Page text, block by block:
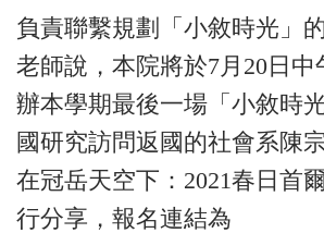
負責聯繫規劃「小敘時光」
老師說，本院將於7月20日中
辦本學期最後一場「小敘時
國研究訪問返國的社會系陳
在冠岳天空下：2021春日首
行分享，報名連結為